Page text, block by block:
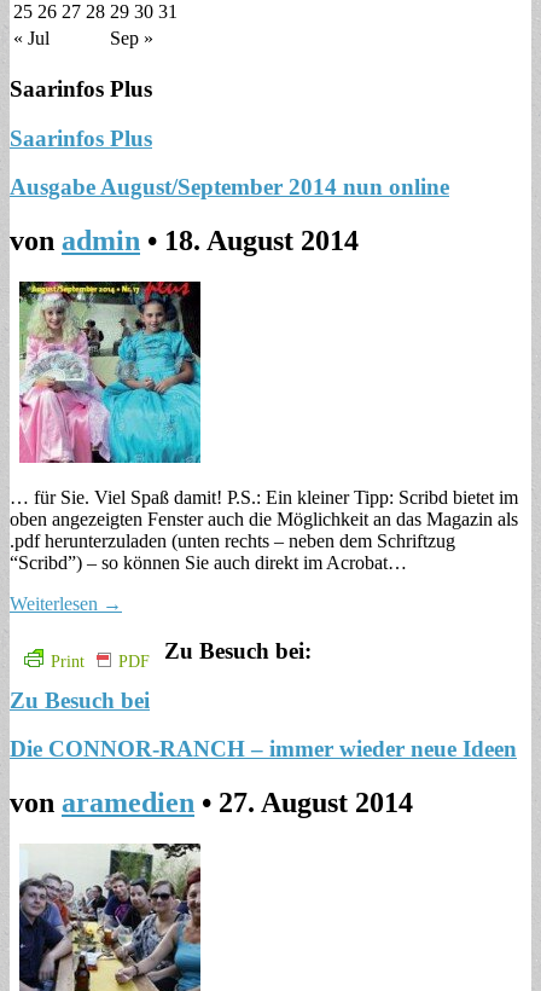
« Jul Sep »
25 26 27 28 29 30 31
Saarinfos Plus
Saarinfos Plus
Ausgabe August/September 2014 nun online
von admin • 18. August 2014
… für Sie. Viel Spaß damit! P.S.: Ein kleiner Tipp: Scribd bietet im
oben angezeigten Fenster auch die Möglichkeit an das Magazin als
.pdf herunterzuladen (unten rechts – neben dem Schriftzug
“Scribd”) – so können Sie auch direkt im Acrobat…
Weiterlesen →
Print PDF
Zu Besuch bei:
Zu Besuch bei
Die CONNOR-RANCH – immer wieder neue Ideen
von aramedien • 27. August 2014